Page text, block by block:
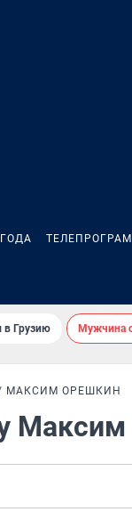
в Грузию Мужчина
МАКСИМ ОРЕШКИН